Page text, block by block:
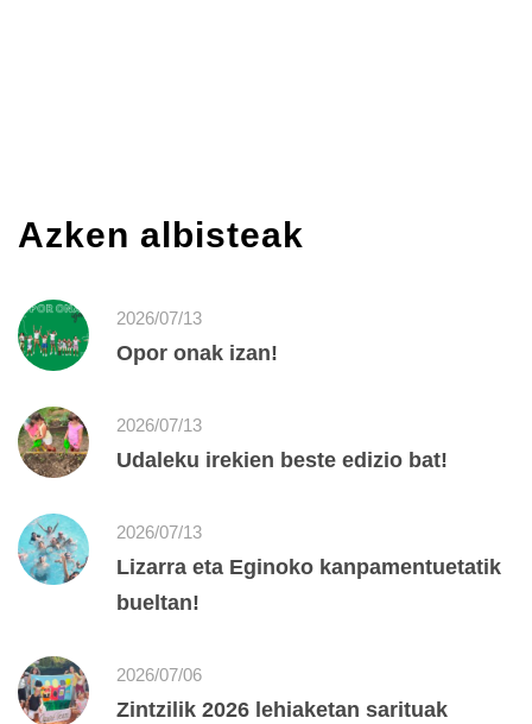
Azken albisteak
2026/07/13
Opor onak izan!
2026/07/13
Udaleku irekien beste edizio bat!
2026/07/13
Lizarra eta Eginoko kanpamentuetatik
bueltan!
2026/07/06
Zintzilik 2026 lehiaketan sarituak